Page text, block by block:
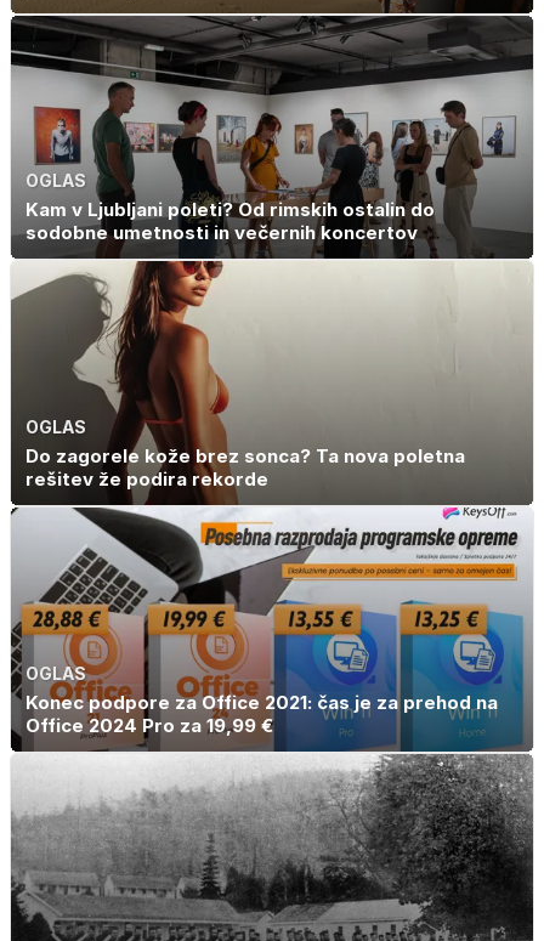
OGLAS
Kam v Ljubljani poleti? Od rimskih ostalin do
sodobne umetnosti in večernih koncertov
OGLAS
Do zagorele kože brez sonca? Ta nova poletna
rešitev že podira rekorde
OGLAS
Konec podpore za Office 2021: čas je za prehod na
Office 2024 Pro za 19,99 €